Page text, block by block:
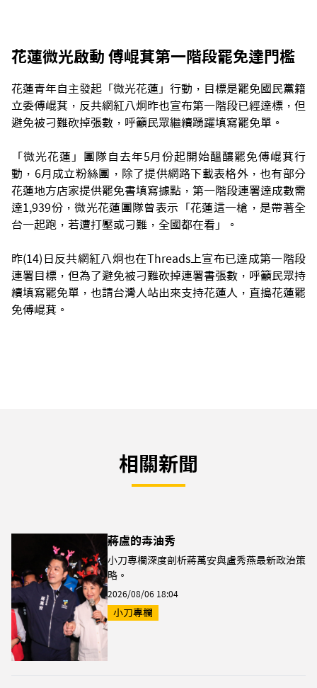
花蓮微光啟動 傅崐萁第一階段罷免達門檻
花蓮青年自主發起「微光花蓮」行動，目標是罷免國民黨籍
立委傅崐萁，反共網紅八炯昨也宣布第一階段已經達標，但
避免被刁難砍掉張數，呼籲民眾繼續踴躍填寫罷免單。
「微光花蓮」團隊自去年5月份起開始醞釀罷免傅崐萁行
動，6月成立粉絲團，除了提供網路下載表格外，也有部分
花蓮地方店家提供罷免書填寫據點，第一階段連署達成數需
達1,939份，微光花蓮團隊曾表示「花蓮這一槍，是帶著全
台一起跑，若遭打壓或刁難，全國都在看」。
昨(14)日反共網紅八炯也在Threads上宣布已達成第一階段
連署目標，但為了避免被刁難砍掉連署書張數，呼籲民眾持
續填寫罷免單，也請台灣人站出來支持花蓮人，直搗花蓮罷
免傅崐萁。
相關新聞
蔣盧的毒油秀
小刀專欄深度剖析蔣萬安與盧秀燕最新政治策
略。
2026/08/06 18:04
小刀專欄